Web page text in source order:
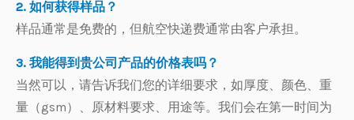
2. 如何获得样品？
样品通常是免费的，但航空快递费通常由客户承担。
3. 我能得到贵公司产品的价格表吗？
当然可以，请告诉我们您的详细要求，如厚度、颜色、重
量（gsm）、原材料要求、用途等。我们会在第一时间为